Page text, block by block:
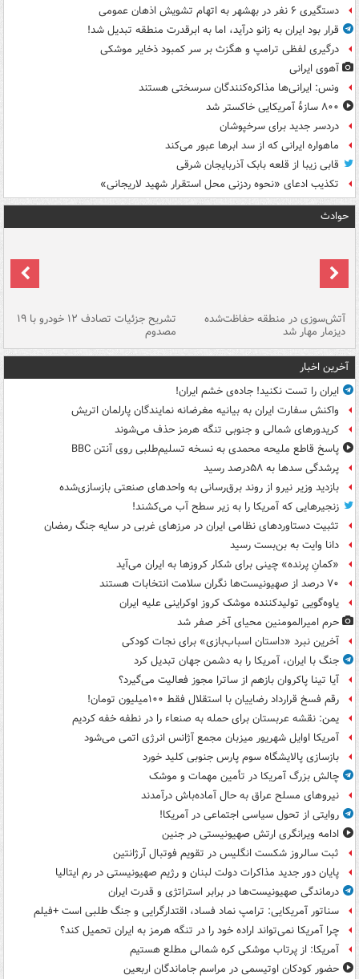
دستگیری ۶ نفر در بهشهر به اتهام تشویش اذهان عمومی
قرار بود ایران به زانو درآید، اما به ابرقدرت منطقه تبدیل شد!
درگیری لفظی ترامپ و هگزث بر سر کمبود ذخایر موشکی
آهوی ایرانی
ونس: ایرانی‌ها مذاکره‌کنندگان سرسختی هستند
۸۰۰ سازۀ آمریکایی خاکستر شد
دردسر جدید برای سرخپوشان
ماهواره ایرانی که از سد ابرها عبور می‌کند
قابی زیبا از قلعه بابک آذربایجان شرقی
تکذیب ادعای «نحوه ردزنی محل استقرار شهید لاریجانی»
حوادث
آتش‌سوزی در منطقه حفاظت‌شده
دیزمار مهار شد
تشریح جزئیات تصادف ۱۲ خودرو با ۱۹
مصدوم
آخرین اخبار
ایران را تست نکنید! جاده‌ی خشم ایران!
واکنش سفارت ایران به بیانیه مغرضانه نمایندگان پارلمان اتریش
کریدورهای شمالی و جنوبی تنگه هرمز حذف می‌شوند
پاسخ قاطع ملیحه محمدی به نسخه تسلیم‌طلبی روی آنتن BBC
پرشدگی سدها به ۵۸درصد رسید
بازدید وزیر نیرو از روند برق‌رسانی به واحدهای صنعتی بازسازی‌شده
زنجیرهایی که آمریکا را به زیر سطح آب می‌کشند!
تثبیت دستاوردهای نظامی ایران در مرزهای غربی در سایه جنگ رمضان
دانا وایت به بن‌بست رسید
«کمانِ پرنده» چینی برای شکار کروزها به ایران می‌آید
۷۰ درصد از صهیونیست‌ها نگران سلامت انتخابات هستند
یاوه‌گویی تولیدکننده موشک کروز اوکراینی علیه ایران
حرم امیرالمومنین محیای آخر صفر شد
آخرین نبرد «داستان اسباب‌بازی» برای نجات کودکی
جنگ با ایران، آمریکا را به دشمن جهان تبدیل کرد
آیا تینا پاکروان بازهم از ساترا مجوز فعالیت می‌گیرد؟
رقم فسخ قرارداد رضاییان با استقلال فقط ۱۰۰میلیون تومان!
یمن: نقشه عربستان برای حمله به صنعاء را در نطفه خفه کردیم
آمریکا اوایل شهریور میزبان مجمع آژانس انرژی اتمی می‌شود
بازسازی پالایشگاه سوم پارس جنوبی کلید خورد
چالش بزرگ آمریکا در تأمین مهمات و موشک
نیروهای مسلح عراق به حال آماده‌باش درآمدند
روایتی از تحول سیاسی اجتماعی در آمریکا!
ادامه ویرانگری ارتش صهیونیستی در جنین
ثبت سالروز شکست انگلیس در تقویم فوتبال آرژانتین
پایان دور جدید مذاکرات دولت لبنان و رژیم صهیونیستی در رم ایتالیا
درماندگی صهیونیست‌ها در برابر استراتژی و قدرت ایران
سناتور آمریکایی: ترامپ نماد فساد، اقتدارگرایی و جنگ طلبی است +فیلم
چرا آمریکا نمی‌تواند اراده خود را در تنگه هرمز به ایران تحمیل کند؟
آمریکا: از پرتاب موشکی کره شمالی مطلع هستیم
حضور کودکان اوتیسمی در مراسم جاماندگان اربعین